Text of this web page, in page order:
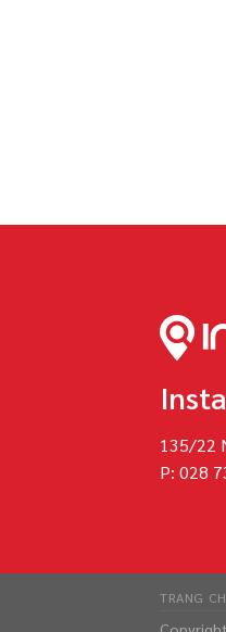
135/22
P: 028
TRANG